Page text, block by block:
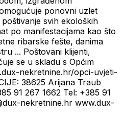
ponovni uzlet
svih ekoloških
po manifestacijama kao što
ribarske fešte, danima
... Poštovani klijenti,
se u skladu s Općim
nekretnine.hr/opci-uvjeti-
38625 Arijana Traub
91 267 1662 Tel: +385 91
nekretnine.hr www.dux-